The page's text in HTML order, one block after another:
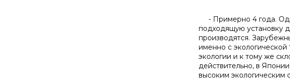
- Примерно 4 года.
подходящую установку
производятся.
именно с
экологии и к тому же
действительно, в
высоким экологическим